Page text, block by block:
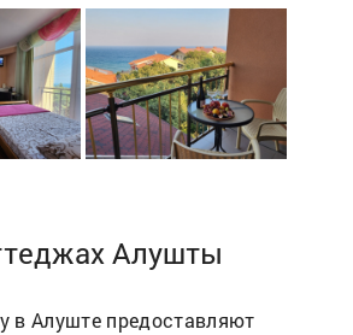
Алушты
в Алуште предоставляют